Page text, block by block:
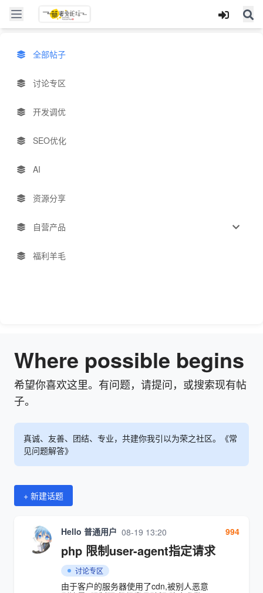
全部帖子
讨论专区
开发调优
SEO优化
AI
资源分享
自营产品
福利羊毛
Where possible begins
希望你喜欢这里。有问题，请提问，或搜索现有帖
子。
真诚、友善、团结、专业，共建你我引以为荣之社区。《常
见问题解答》
+ 新建话题
Hello 普通用户 08-19 13:20
php 限制user-agent指定请求
讨论专区
由于客户的服务器使用了cdn,被别人恶意
994